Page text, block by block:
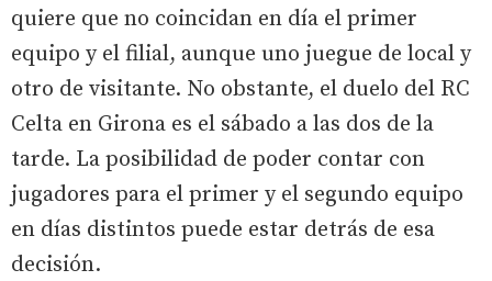
quiere que no coincidan en día el primer
equipo y el filial, aunque uno juegue de local y
otro de visitante. No obstante, el duelo del RC
Celta en Girona es el sábado a las dos de la
tarde. La posibilidad de poder contar con
jugadores para el primer y el segundo equipo
en días distintos puede estar detrás de esa
decisión.